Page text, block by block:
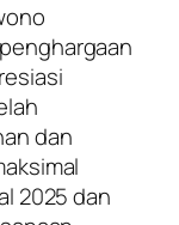
dan
2025 dan